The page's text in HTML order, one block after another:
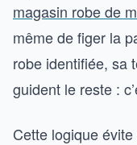
magasin robe de
même de figer la
robe identifiée, sa
guident le reste :
Cette logique